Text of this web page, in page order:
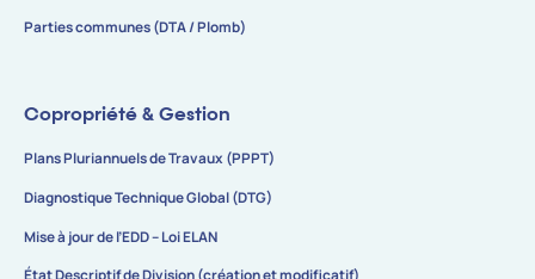
Parties communes (DTA / Plomb)
Copropriété & Gestion
Plans Pluriannuels de Travaux (PPPT)
Diagnostique Technique Global (DTG)
Mise à jour de l’EDD – Loi ELAN